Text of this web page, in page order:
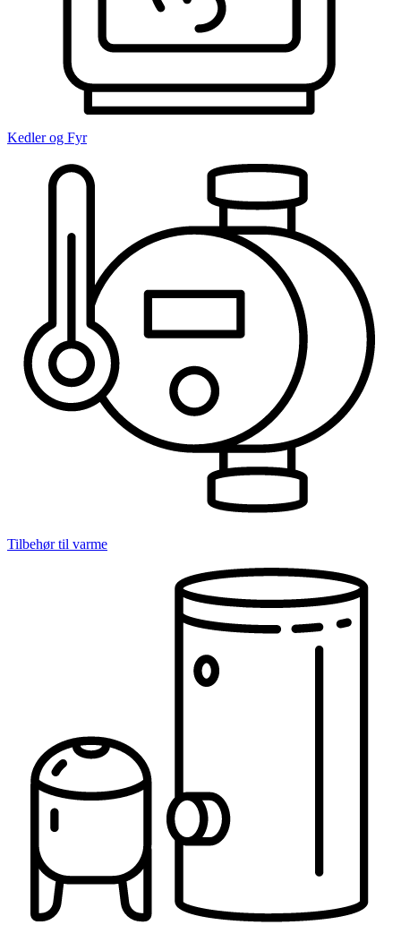
Kedler og Fyr
Tilbehør til varme